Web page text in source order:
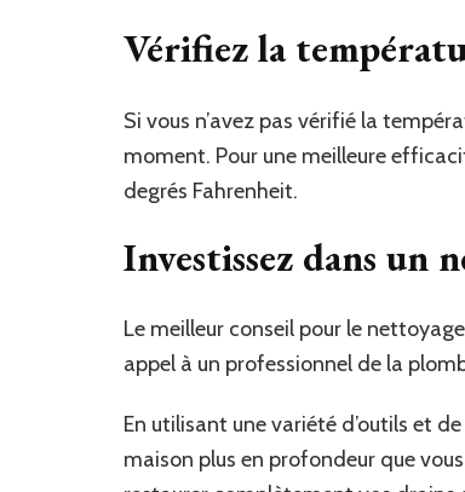
Vérifiez la
Si vous n’avez pas vérifié la
moment. Pour une meilleure
degrés Fahrenheit.
Investissez dans un
Le meilleur conseil pour le
appel à un professionnel de la
En utilisant une variété d’outils et
maison plus en profondeur que